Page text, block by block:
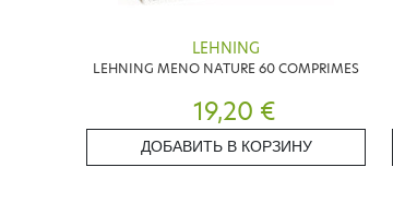
LEHNING
LEHNING MENO NATURE 60 COMPRIMES
19,20 €
ДОБАВИТЬ В КОРЗИНУ